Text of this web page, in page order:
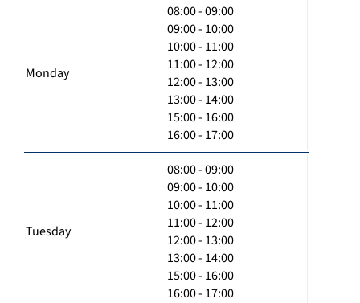
Monday
08:00 - 09:00
09:00 - 10:00
10:00 - 11:00
11:00 - 12:00
12:00 - 13:00
13:00 - 14:00
15:00 - 16:00
16:00 - 17:00
Tuesday
08:00 - 09:00
09:00 - 10:00
10:00 - 11:00
11:00 - 12:00
12:00 - 13:00
13:00 - 14:00
15:00 - 16:00
16:00 - 17:00